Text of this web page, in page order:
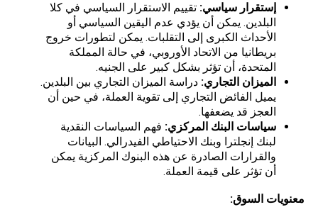
إستقرار سياسي: تقييم الاستقرار السياسي في كلا
البلدين. يمكن أن يؤدي عدم اليقين السياسي أو
الأحداث الكبرى إلى التقلبات. يمكن لتطورات خروج
بريطانيا من الاتحاد الأوروبي، في حالة المملكة
المتحدة، أن تؤثر بشكل كبير على الجنيه.
الميزان التجاري: دراسة الميزان التجاري بين البلدين.
يميل الفائض التجاري إلى تقوية العملة، في حين أن
العجز قد يضعفها.
سياسات البنك المركزي: فهم السياسات النقدية
لبنك إنجلترا وبنك الاحتياطي الفيدرالي. البيانات
والقرارات الصادرة عن هذه البنوك المركزية يمكن
أن تؤثر على قيمة العملة.
معنويات السوق: